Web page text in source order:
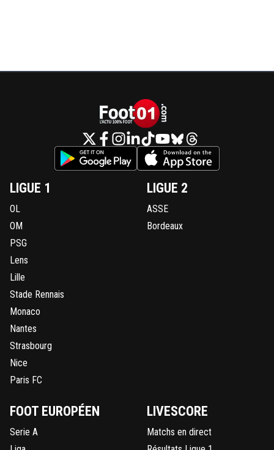
LIGUE 1
OL
OM
PSG
Lens
Lille
Stade Rennais
Monaco
Nantes
Strasbourg
Nice
Paris FC
LIGUE 2
ASSE
Bordeaux
FOOT EUROPÉEN
Serie A
LIVESCORE
Matchs en direct